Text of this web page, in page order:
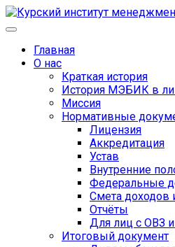
Главная
О нас
Краткая история
История МЭБИК в
Миссия
Нормативные
Лицензия
Аккредитация
Устав
Внутренние
Федеральные
Смета доходов
Отчёты
Для лиц с ОВЗ
Итоговый документ